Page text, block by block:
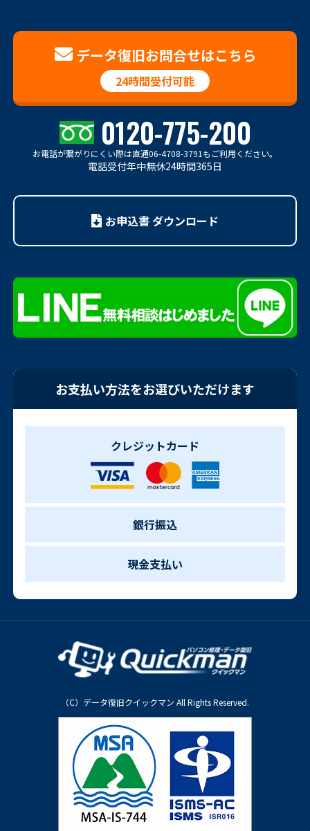
データ復旧お問合せはこちら
24時間受付可能
0120-775-200
お電話が繋がりにくい際は直通06-4708-3791もご利用ください。
電話受付年中無休24時間365日
お申込書 ダウンロード
お支払い方法をお選びいただけます
クレジットカード
銀行振込
現金支払い
（C）データ復旧クイックマン All Rights Reserved.